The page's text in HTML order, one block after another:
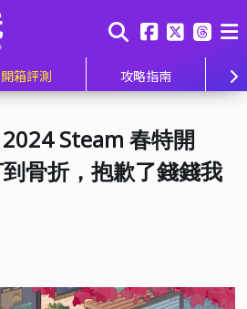
開箱評測 攻略指南
2024 Steam 春特開
骨折，抱歉了錢錢我